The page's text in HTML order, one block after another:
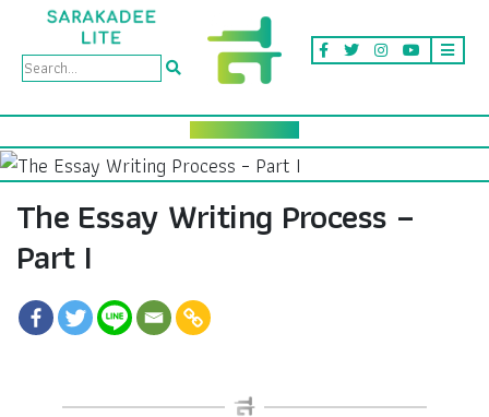
The Essay Writing Process –
Part I